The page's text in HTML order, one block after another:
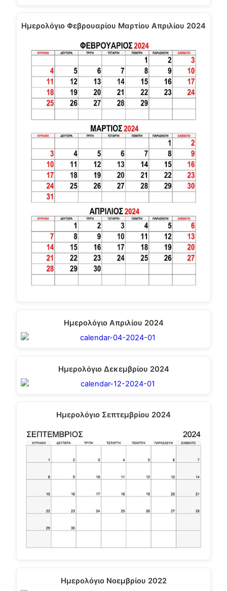
Ημερολόγιο Φεβρουαρίου Μαρτίου Απριλίου 2024
Ημερολόγιο Απριλίου 2024
Ημερολόγιο Δεκεμβρίου 2024
Ημερολόγιο Σεπτεμβρίου 2024
Ημερολόγιο Νοεμβρίου 2022